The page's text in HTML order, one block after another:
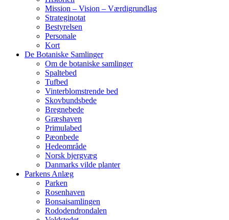
Mission – Vision – Værdigrundlag
Strateginotat
Bestyrelsen
Personale
Kort
De Botaniske Samlinger
Om de botaniske samlinger
Spaltebed
Tufbed
Vinterblomstrende bed
Skovbundsbede
Bregnebede
Græshaven
Primulabed
Pæonbede
Hedeområde
Norsk bjergvæg
Danmarks vilde planter
Parkens Anlæg
Parken
Rosenhaven
Bonsaisamlingen
Rododendrondalen